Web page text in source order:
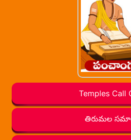
Temples Call
తిరుమల